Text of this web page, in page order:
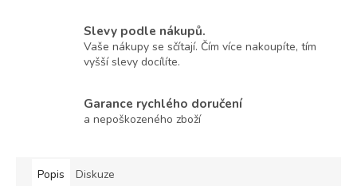
Slevy podle nákupů.
Vaše nákupy se sčítají. Čím více nakoupíte, tím
vyšší slevy docílíte.
Garance rychlého doručení
a nepoškozeného zboží
Popis Diskuze